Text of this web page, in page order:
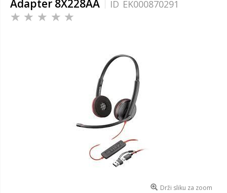
Adapter 8X228AA
ID EK000870291
Drži sliku za zoom